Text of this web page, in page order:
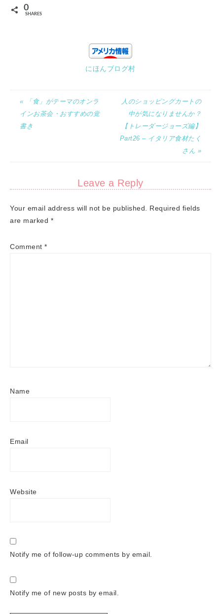
0
SHARES
にほんブログ村
« 「食」がテーマのオンラ
インお茶会・おすすめの覚
書き
人のショッピングカートの
中が気になりませんか？
【トレーダージョーズ編】
Part26 – イタリア食材たく
さん »
Leave a Reply
Your email address will not be published. Required fields
are marked *
Comment *
Name
Email
Website
Notify me of follow-up comments by email.
Notify me of new posts by email.